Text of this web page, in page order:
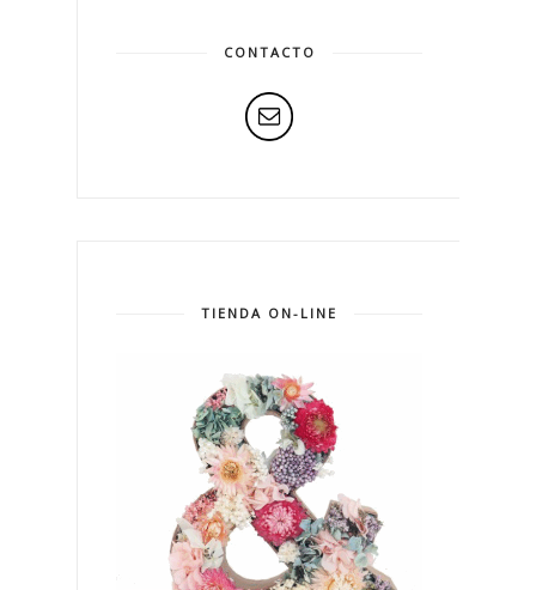
CONTACTO
TIENDA ON-LINE